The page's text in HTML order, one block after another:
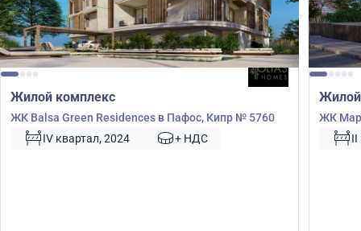
Жилой комплекс
ЖК Balsa Green Residences в Пафос, Кипр № 5760
IV квартал, 2024
+ НДС
ЖК
II